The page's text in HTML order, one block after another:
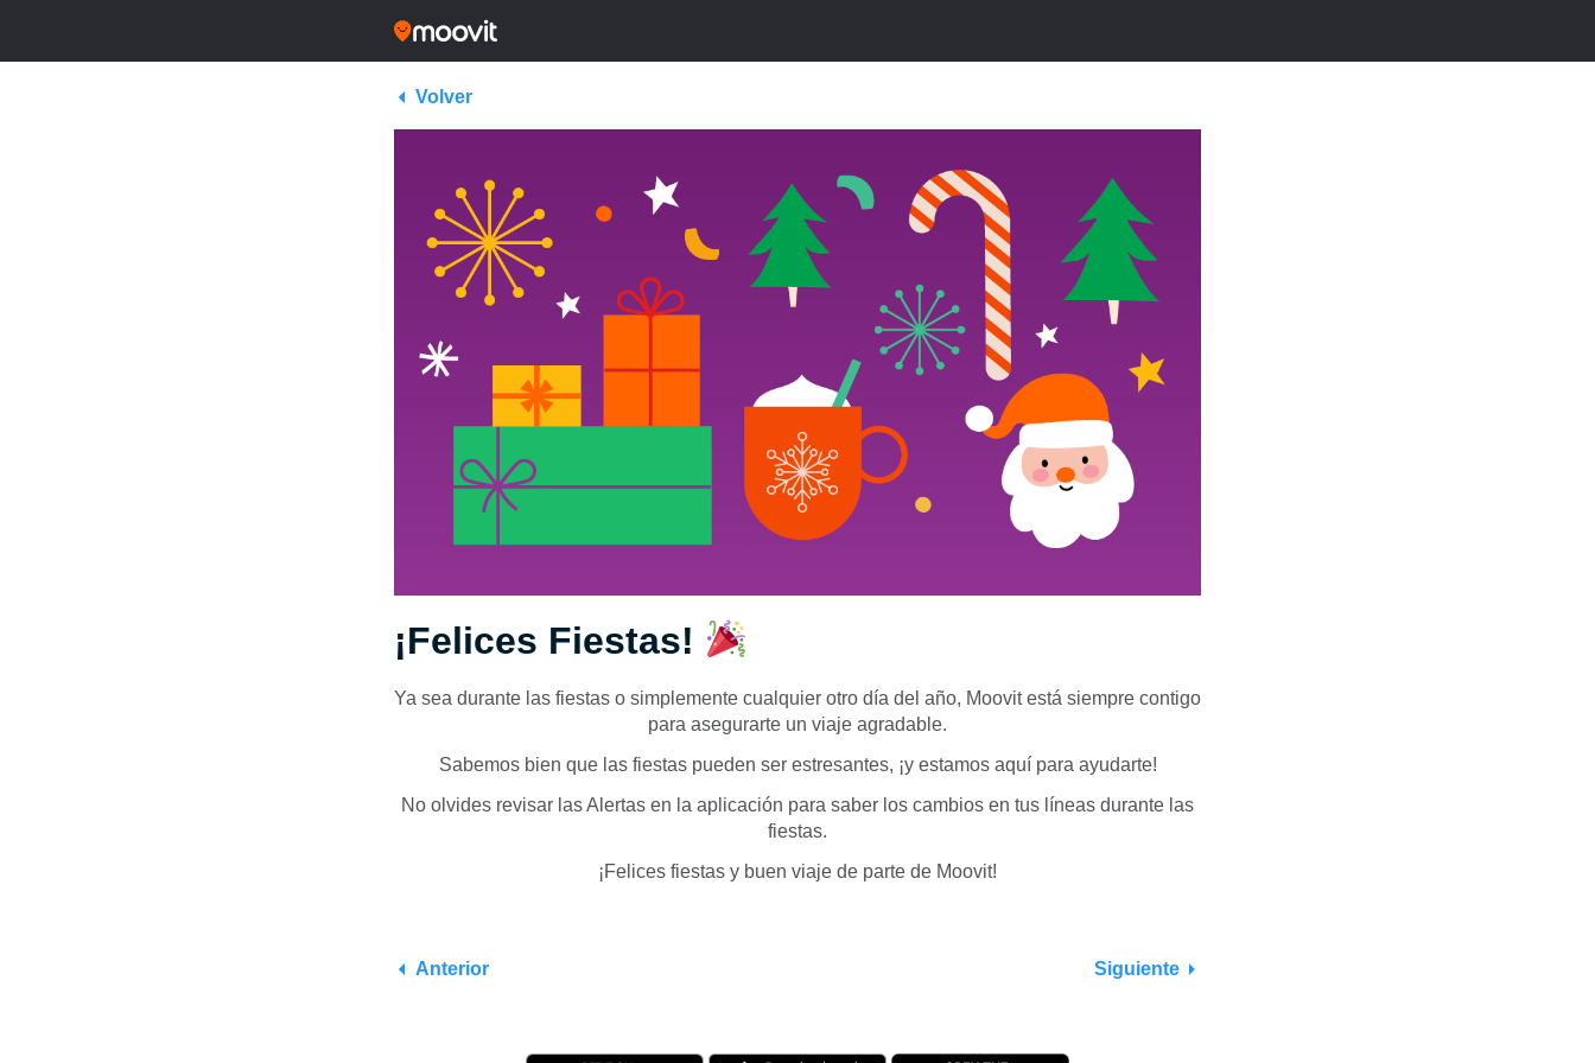
Volver
¡Felices Fiestas!
Ya sea durante las fiestas o simplemente cualquier otro día del año, Moovit está siempre contigo
para asegurarte un viaje agradable.
Sabemos bien que las fiestas pueden ser estresantes, ¡y estamos aquí para ayudarte!
No olvides revisar las Alertas en la aplicación para saber los cambios en tus líneas durante las
fiestas.
¡Felices fiestas y buen viaje de parte de Moovit!
Anterior Siguiente